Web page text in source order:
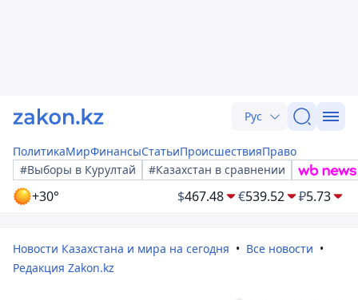
Рус
ПолитикаМирФинансыСтатьиПроисшествияПраво
#Выборы в Курултай
#Казахстан в сравнении
+30° $467.48 €539.52 ₽5.73
Новости Казахстана и мира на сегодня
Все новости
Редакция Zakon.kz